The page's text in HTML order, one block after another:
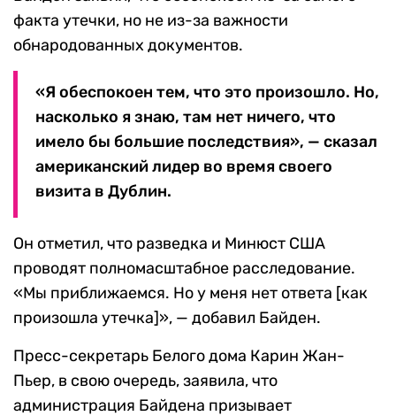
факта утечки, но не из-за важности
обнародованных документов.
«Я обеспокоен тем, что это произошло. Но,
насколько я знаю, там нет ничего, что
имело бы большие последствия», — сказал
американский лидер во время своего
визита в Дублин.
Он отметил, что разведка и Минюст США
проводят полномасштабное расследование.
«Мы приближаемся. Но у меня нет ответа [как
произошла утечка]», — добавил Байден.
Пресс-секретарь Белого дома Карин Жан-
Пьер, в свою очередь, заявила, что
администрация Байдена призывает